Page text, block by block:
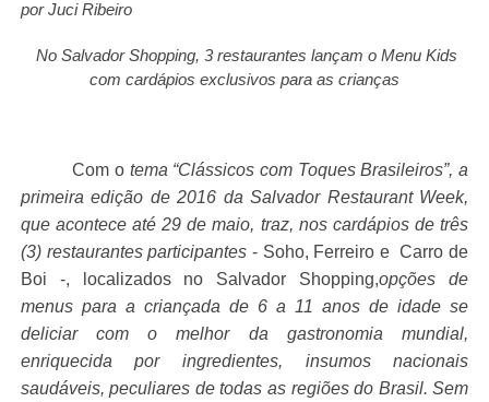
por Juci Ribeiro
No Salvador Shopping, 3 restaurantes lançam o Menu Kids
com cardápios exclusivos para as crianças
Com o tema “Clássicos com Toques Brasileiros”, a
primeira edição de 2016 da Salvador Restaurant Week,
que acontece até 29 de maio, traz, nos cardápios de três
(3) restaurantes participantes - Soho, Ferreiro e Carro de
Boi -, localizados no Salvador Shopping,opções de
menus para a criançada de 6 a 11 anos de idade se
deliciar com o melhor da gastronomia mundial,
enriquecida por ingredientes, insumos nacionais
saudáveis, peculiares de todas as regiões do Brasil. Sem